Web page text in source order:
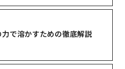
で溶かすための徹底解説